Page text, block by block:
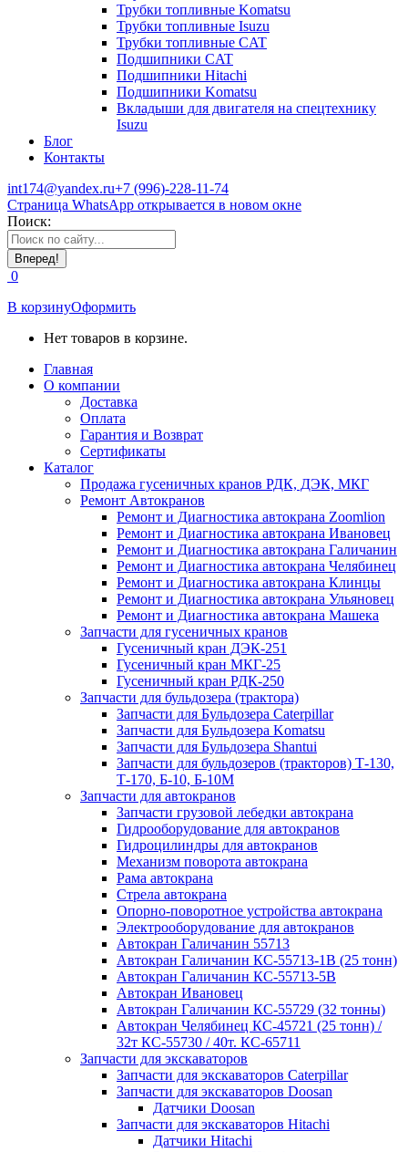
Трубки топливные Komatsu
Трубки топливные Isuzu
Трубки топливные CAT
Подшипники CAT
Подшипники Hitachi
Подшипники Komatsu
Вкладыши для двигателя на спецтехнику
Isuzu
Блог
Контакты
int174@yandex.ru+7 (996)-228-11-74
Страница WhatsApp открывается в новом окне
Поиск:
0
В корзинуОформить
Нет товаров в корзине.
Главная
О компании
Доставка
Оплата
Гарантия и Возврат
Сертификаты
Каталог
Продажа гусеничных кранов РДК, ДЭК, МКГ
Ремонт Автокранов
Ремонт и Диагностика автокрана Zoomlion
Ремонт и Диагностика автокрана Ивановец
Ремонт и Диагностика автокрана Галичанин
Ремонт и Диагностика автокрана Челябинец
Ремонт и Диагностика автокрана Клинцы
Ремонт и Диагностика автокрана Ульяновец
Ремонт и Диагностика автокрана Машека
Запчасти для гусеничных кранов
Гусеничный кран ДЭК-251
Гусеничный кран МКГ-25
Гусеничный кран РДК-250
Запчасти для бульдозера (трактора)
Запчасти для Бульдозера Caterpillar
Запчасти для Бульдозера Komatsu
Запчасти для Бульдозера Shantui
Запчасти для бульдозеров (тракторов) Т-130,
Т-170, Б-10, Б-10М
Запчасти для автокранов
Запчасти грузовой лебедки автокрана
Гидрооборудование для автокранов
Гидроцилиндры для автокранов
Механизм поворота автокрана
Рама автокрана
Стрела автокрана
Опорно-поворотное устройства автокрана
Электрооборудование для автокранов
Автокран Галичанин 55713
Автокран Галичанин КС-55713-1В (25 тонн)
Автокран Галичанин КС-55713-5В
Автокран Ивановец
Автокран Галичанин КС-55729 (32 тонны)
Автокран Челябинец КС-45721 (25 тонн) /
32т КС-55730 / 40т. КС-65711
Запчасти для экскаваторов
Запчасти для экскаваторов Caterpillar
Запчасти для экскаваторов Doosan
Датчики Doosan
Запчасти для экскаваторов Hitachi
Датчики Hitachi